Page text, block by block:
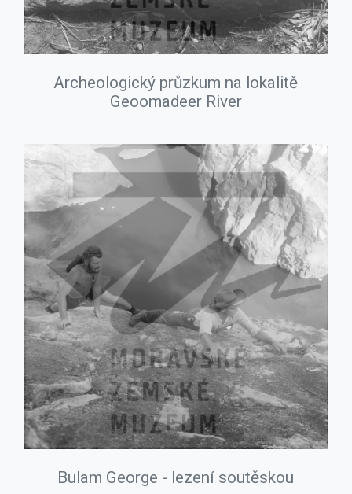
Archeologický průzkum na lokalitě
Geoomadeer River
Bulam George - lezení soutěskou